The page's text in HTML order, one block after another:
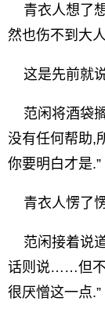
青衣人想了
然也伤不到大
这是先前就
范闲将酒袋
没有任何帮助,
你要明白才是.”
青衣人愣了
范闲接着说
话则说……但不
很厌憎这一点.”